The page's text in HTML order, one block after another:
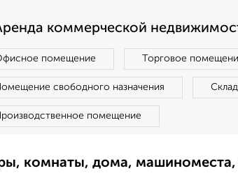
коммерческой
помещение Торговое
Помещение свободного назначения
Производственное помещение
комнаты, дома,